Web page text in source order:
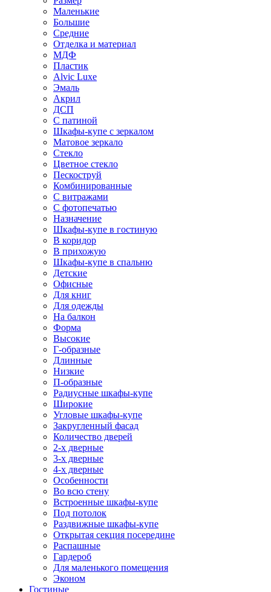
Маленькие
Большие
Средние
Отделка и материал
МДФ
Пластик
Alvic Luxe
Эмаль
Акрил
ДСП
С патиной
Шкафы-купе с зеркалом
Матовое зеркало
Стекло
Цветное стекло
Пескоструй
Комбинированные
С витражами
С фотопечатью
Назначение
Шкафы-купе в гостиную
В коридор
В прихожую
Шкафы-купе в спальню
Детские
Офисные
Для книг
Для одежды
На балкон
Форма
Высокие
Г-образные
Длинные
Низкие
П-образные
Радиусные шкафы-купе
Широкие
Угловые шкафы-купе
Закругленный фасад
Количество дверей
2-х дверные
3-х дверные
4-х дверные
Особенности
Во всю стену
Встроенные шкафы-купе
Под потолок
Раздвижные шкафы-купе
Открытая секция посередине
Распашные
Гардероб
Для маленького помещения
Эконом
Гостиные